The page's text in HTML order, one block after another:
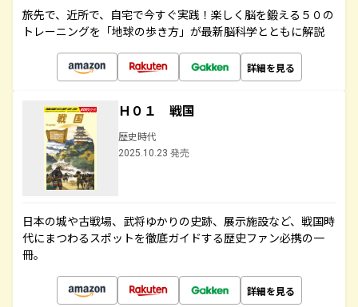
旅先で、近所で、自宅で今すぐ実践！楽しく脳を鍛える５０の
トレーニングを「地球の歩き方」が最新脳科学とともに解説
詳細を見る
Ｈ０１ 戦国
歴史時代
2025.10.23 発売
日本の城や古戦場、武将ゆかりの史跡、展示施設など、戦国時
代にまつわるスポットを徹底ガイドする歴史ファン必携の一
冊。
詳細を見る